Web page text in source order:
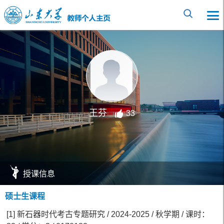
王芬 33
授课信息
硕士生课程
[1] 新石器时代考古专题研究 / 2024-2025 / 秋学期 / 课时：